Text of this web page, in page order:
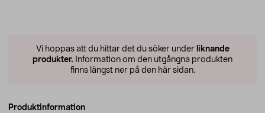
Vi hoppas att du hittar det du söker under liknande
produkter. Information om den utgångna produkten
finns längst ner på den här sidan.
Produktinformation